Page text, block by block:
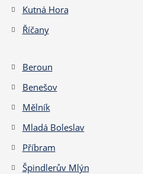
Kutná Hora
Říčany
Beroun
Benešov
Mělník
Mladá Boleslav
Příbram
Špindlerův Mlýn